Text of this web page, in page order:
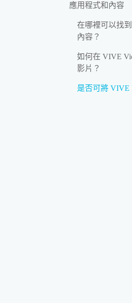
應用程式和內容
在哪裡可以找
內容？
如何在 VIVE
影片？
是否可將 VIVE